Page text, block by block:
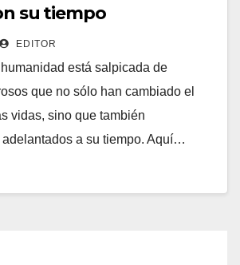
su tiempo
EDITOR
está salpicada de
que no sólo han cambiado el
vidas, sino que también
adelantados a su tiempo. Aquí…